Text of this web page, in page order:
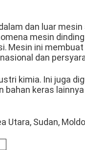
dan luar
mesin
Mesin ini
dan
kimia. Ini juga
bahan keras
Sudan,